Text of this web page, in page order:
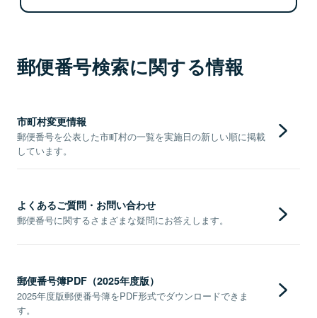
郵便番号検索に関する情報
市町村変更情報
郵便番号を公表した市町村の一覧を実施日の新しい順に掲載
しています。
よくあるご質問・お問い合わせ
郵便番号に関するさまざまな疑問にお答えします。
郵便番号簿PDF（2025年度版）
2025年度版郵便番号簿をPDF形式でダウンロードできま
す。